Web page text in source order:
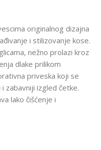
originalnog dizajna
i stilizovanje kose.
nežno prolazi kroz
dlake prilikom
priveska koji se
zabavniji izgled četke.
lako čišćenje i